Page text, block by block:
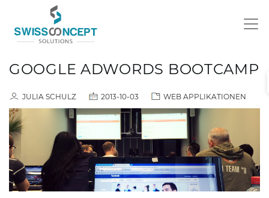
GOOGLE ADWORDS BOOTCAMP
JULIA SCHULZ 2013-10-03 WEB APPLIKATIONEN